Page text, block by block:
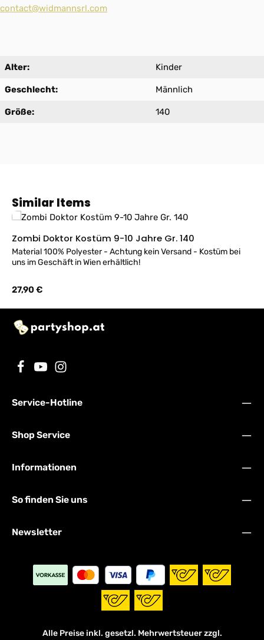
contact@widmannsrl.com
Alter: Kinder
Geschlecht: Männlich
Größe: 140
Produktgalerie überspringen
Similar Items
Zombi Doktor Kostüm 9-10 Jahre Gr. 140
Material 100% Polyester - Achtung kein Versand - Kostüm bei
uns im Geschäft in Wien erhältlich!
Regulärer Preis:
27,90 €
Service-Hotline
Shop Service
Informationen
So finden Sie uns
Newsletter
Alle Preise inkl. gesetzl. Mehrwertsteuer zzgl.